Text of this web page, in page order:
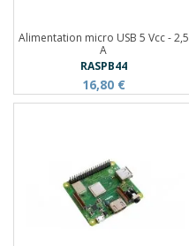
Alimentation micro USB 5 Vcc - 2,5
A
RASPB44
16,80 €